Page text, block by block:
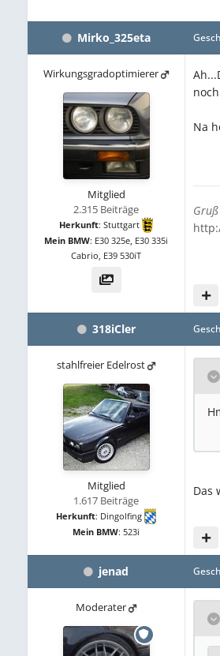
Mirko_325eta
Wirkungsgradoptimierer
Mitglied
2.315 Beiträge
Herkunft: Stuttgart
Mein BMW: E30 325e, E30 335i
Cabrio, E39 530iT
Na
Gr
318iCler
stahlfreier Edelrost
Mitglied
1.617 Beiträge
Herkunft: Dingolfing
Mein BMW: 523i
Das
jenad
Moderater